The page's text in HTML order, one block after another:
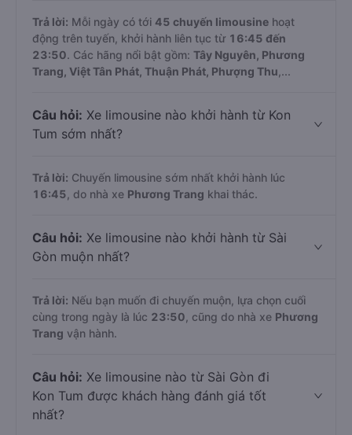
Trả lời: Mỗi ngày có tới 45 chuyến limousine hoạt
động trên tuyến, khởi hành liên tục từ 16:45 đến
23:50. Các hãng nổi bật gồm: Tây Nguyên, Phương
Trang, Việt Tân Phát, Thuận Phát, Phượng Thu ,...
Câu hỏi: Xe limousine nào khởi hành từ Kon
Tum sớm nhất?
Trả lời: Chuyến limousine sớm nhất khởi hành lúc
16:45 , do nhà xe Phương Trang khai thác.
Câu hỏi: Xe limousine nào khởi hành từ Sài
Gòn muộn nhất?
Trả lời: Nếu bạn muốn đi chuyến muộn, lựa chọn cuối
cùng trong ngày là lúc 23:50 , cũng do nhà xe Phương
Trang vận hành.
Câu hỏi: Xe limousine nào từ Sài Gòn đi
Kon Tum được khách hàng đánh giá tốt
nhất?